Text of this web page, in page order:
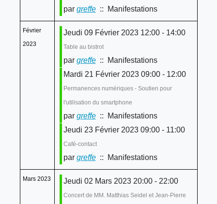
par greffe:: Manifestations
Février
2023
Jeudi 09 Février 2023 12:00 - 14:00
Table au bistrot
par greffe:: Manifestations
Mardi 21 Février 2023 09:00 - 12:00
Permanences numériques - Soutien pour
l'utilisation du smartphone
par greffe:: Manifestations
Jeudi 23 Février 2023 09:00 - 11:00
Café-contact
par greffe:: Manifestations
Mars 2023 Jeudi 02 Mars 2023 20:00 - 22:00
Concert de MM. Matthias Seidel et Jean-Pierre